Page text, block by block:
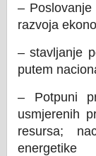
–
razvoja
– stavljanje
putem
– Potpuni
usmjerenih
resursa;
energetike